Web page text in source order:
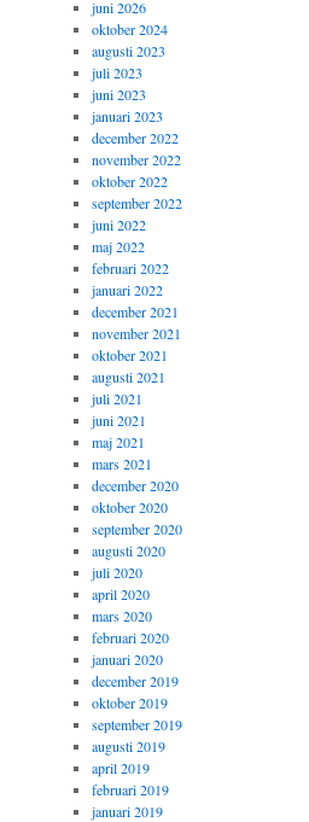
juni 2026
oktober 2024
augusti 2023
juli 2023
juni 2023
januari 2023
december 2022
november 2022
oktober 2022
september 2022
juni 2022
maj 2022
februari 2022
januari 2022
december 2021
november 2021
oktober 2021
augusti 2021
juli 2021
juni 2021
maj 2021
mars 2021
december 2020
oktober 2020
september 2020
augusti 2020
juli 2020
april 2020
mars 2020
februari 2020
januari 2020
december 2019
oktober 2019
september 2019
augusti 2019
april 2019
februari 2019
januari 2019